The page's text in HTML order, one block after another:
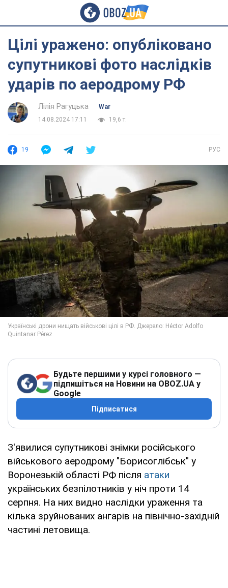
Цілі уражено: опубліковано
супутникові фото наслідків
ударів по аеродрому РФ
Лілія Рагуцька
War
14.08.2024 17:11
19,6 т.
19 РУС
Будьте першими у курсі головного —
підпишіться на Новини на OBOZ.UA у
Google
Підписатися
З'явилися супутникові знімки російського
військового аеродрому "Борисоглібськ" у
Воронезькій області РФ після атаки
українських безпілотників у ніч проти 14
серпня. На них видно наслідки ураження та
кілька зруйнованих ангарів на північно-західній
частині летовища.